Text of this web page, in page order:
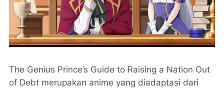
The Genius Prince’s Guide to Raising a Nation Out
of Debt merupakan anime yang diadaptasi dari